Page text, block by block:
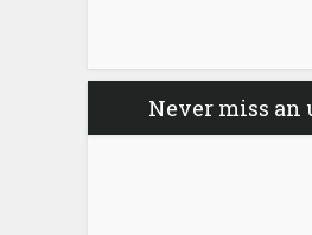
Never miss an